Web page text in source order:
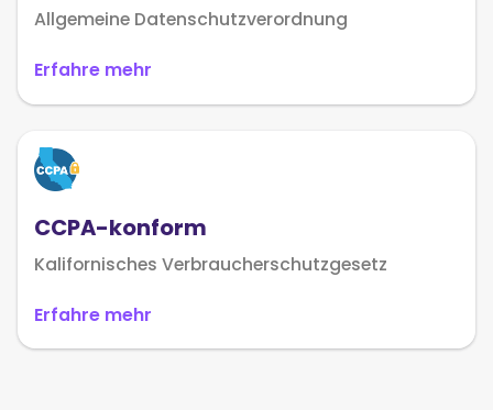
Allgemeine Datenschutzverordnung
Erfahre mehr
CCPA-konform
Kalifornisches Verbraucherschutzgesetz
Erfahre mehr